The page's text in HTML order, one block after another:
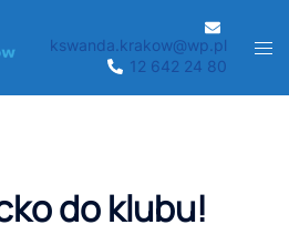
kswanda.krakow@wp.pl
12 642 24 80
do klubu!